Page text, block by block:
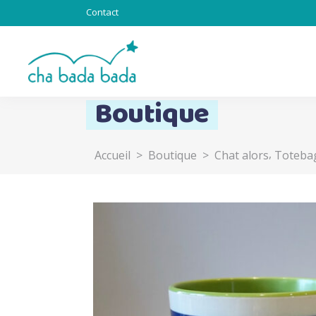
Contact
Totebag & Goodies
Chat alors
Boutique
Accueil > Boutique > Chat alors,